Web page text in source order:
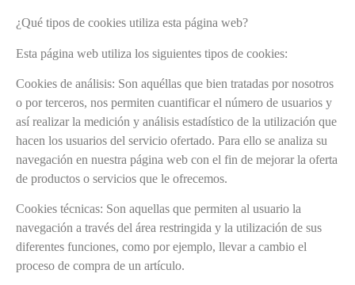
¿Qué tipos de cookies utiliza esta página web?
Esta página web utiliza los siguientes tipos de cookies:
Cookies de análisis: Son aquéllas que bien tratadas por nosotros
o por terceros, nos permiten cuantificar el número de usuarios y
así realizar la medición y análisis estadístico de la utilización que
hacen los usuarios del servicio ofertado. Para ello se analiza su
navegación en nuestra página web con el fin de mejorar la oferta
de productos o servicios que le ofrecemos.
Cookies técnicas: Son aquellas que permiten al usuario la
navegación a través del área restringida y la utilización de sus
diferentes funciones, como por ejemplo, llevar a cambio el
proceso de compra de un artículo.